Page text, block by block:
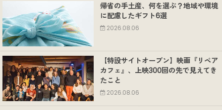
帰省の手土産、何を選ぶ？地域や環境
に配慮したギフト6選
2026.08.06
【特設サイトオープン】映画『リペア
カフェ』、上映300回の先で見えてき
たこと
2026.08.06